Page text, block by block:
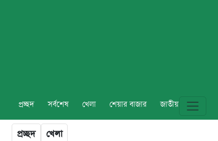
প্রচ্ছদ সর্বশেষ খেলা শেয়ার বাজার জাতীয় বিশ্ব
প্রচ্ছদ খেলা